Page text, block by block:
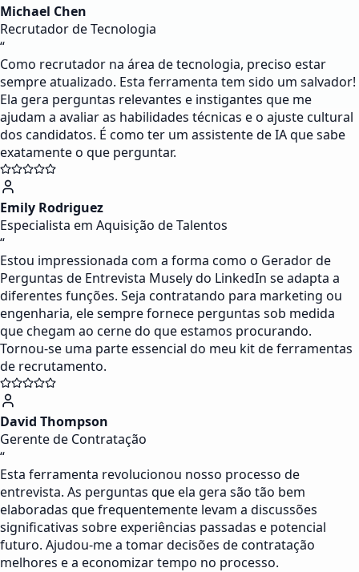
Michael Chen
Recrutador de Tecnologia
“
Como recrutador na área de tecnologia, preciso estar
sempre atualizado. Esta ferramenta tem sido um salvador!
Ela gera perguntas relevantes e instigantes que me
ajudam a avaliar as habilidades técnicas e o ajuste cultural
dos candidatos. É como ter um assistente de IA que sabe
exatamente o que perguntar.
Emily Rodriguez
Especialista em Aquisição de Talentos
“
Estou impressionada com a forma como o Gerador de
Perguntas de Entrevista Musely do LinkedIn se adapta a
diferentes funções. Seja contratando para marketing ou
engenharia, ele sempre fornece perguntas sob medida
que chegam ao cerne do que estamos procurando.
Tornou-se uma parte essencial do meu kit de ferramentas
de recrutamento.
David Thompson
Gerente de Contratação
“
Esta ferramenta revolucionou nosso processo de
entrevista. As perguntas que ela gera são tão bem
elaboradas que frequentemente levam a discussões
significativas sobre experiências passadas e potencial
futuro. Ajudou-me a tomar decisões de contratação
melhores e a economizar tempo no processo.